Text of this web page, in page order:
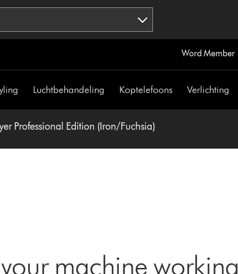
Word Member
Luchtbehandeling Koptelefoons Verlichting
Professional Edition (Iron/Fuchsia)
your machine working